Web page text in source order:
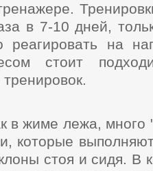
в 7-10 дней,
реагировать на
стоит
в жиме лежа, много
которые
стоя и сидя. В